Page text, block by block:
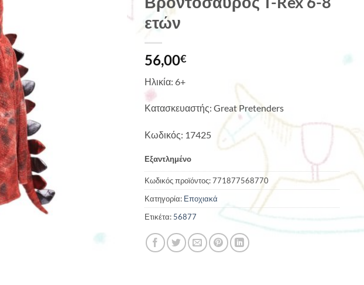
ετών
56,00€
Ηλικία: 6+
Κατασκευαστής: Great Pretenders
Κωδικός: 17425
Εξαντλημένο
Κωδικός προϊόντος:771877568770
Κατηγορία: Εποχιακά
Ετικέτα: 56877